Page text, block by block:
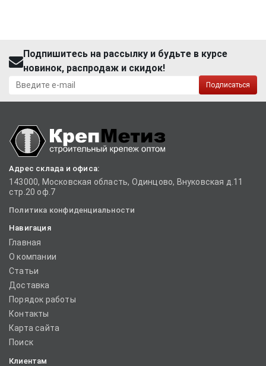
Подпишитесь на рассылку и будьте в курсе
новинок, распродаж и скидок!
Подписаться
Адрес склада и офиса:
143000, Московская область, Одинцово, Внуковская д.11
стр.20 оф.7
Политика конфиденциальности
Навигация
Главная
О компании
Статьи
Доставка
Порядок работы
Контакты
Карта сайта
Поиск
Клиентам